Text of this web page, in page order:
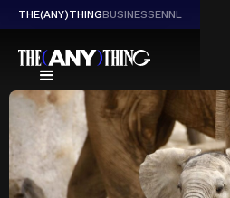
THE(ANY)THINGBUSINESSENNL